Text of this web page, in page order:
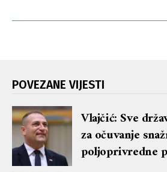
POVEZANE VIJESTI
Vlajčić: Sve
za očuvanje
poljoprivredne